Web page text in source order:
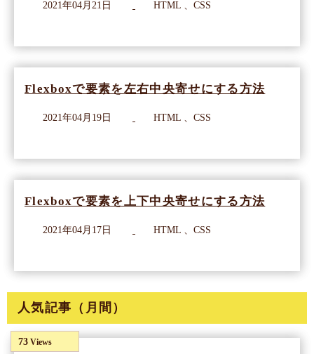
2021年04月21日 HTML 、CSS
Flexboxで要素を左右中央寄せにする方法
2021年04月19日 HTML 、CSS
Flexboxで要素を上下中央寄せにする方法
2021年04月17日 HTML 、CSS
人気記事（月間）
73 Views